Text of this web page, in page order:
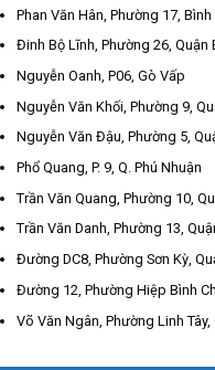
Phan Văn Hân, Phường 17, Bình
Đinh Bộ Lĩnh, Phường 26, Quận
Nguyễn Oanh, P06, Gò Vấp
Nguyễn Văn Khối, Phường 9,
Nguyễn Văn Đậu, Phường 5,
Phổ Quang, P. 9, Q. Phú Nhuận
Trần Văn Quang, Phường 10,
Trần Văn Danh, Phường 13,
Đường DC8, Phường Sơn Kỳ,
Đường 12, Phường Hiệp Bình
Võ Văn Ngân, Phường Linh